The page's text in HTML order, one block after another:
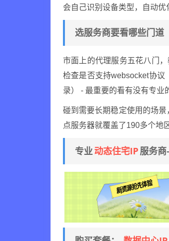
会自己识别设备类型，自动优
选服务商要看哪些门道
市面上的代理服务五花八门
检查是否支持websocket协议
录） - 最重要的看有没有专业
碰到需要长期稳定使用的场景
点服务器就覆盖了190多个地
专业 动态住宅IP 服务